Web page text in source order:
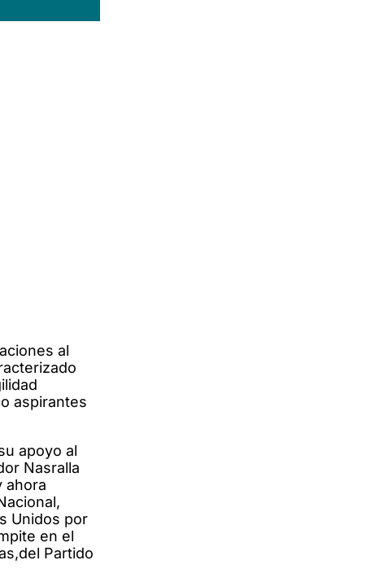
al
aspirantes
apoyo al
Nasralla
ahora
Unidos por
en el
Partido